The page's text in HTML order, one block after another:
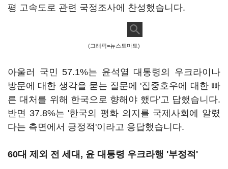
평 고속도로 관련 국정조사에 찬성했습니다.
(그래픽=뉴스토마토)
아울러 국민 57.1%는 윤석열 대통령의 우크라이나
방문에 대한 생각을 묻는 질문에 '집중호우에 대한 빠
른 대처를 위해 한국으로 향해야 했다'고 답했습니다.
반면 37.8%는 '한국의 평화 의지를 국제사회에 알렸
다는 측면에서 긍정적'이라고 응답했습니다.
60대 제외 전 세대, 윤 대통령 우크라행 '부정적'